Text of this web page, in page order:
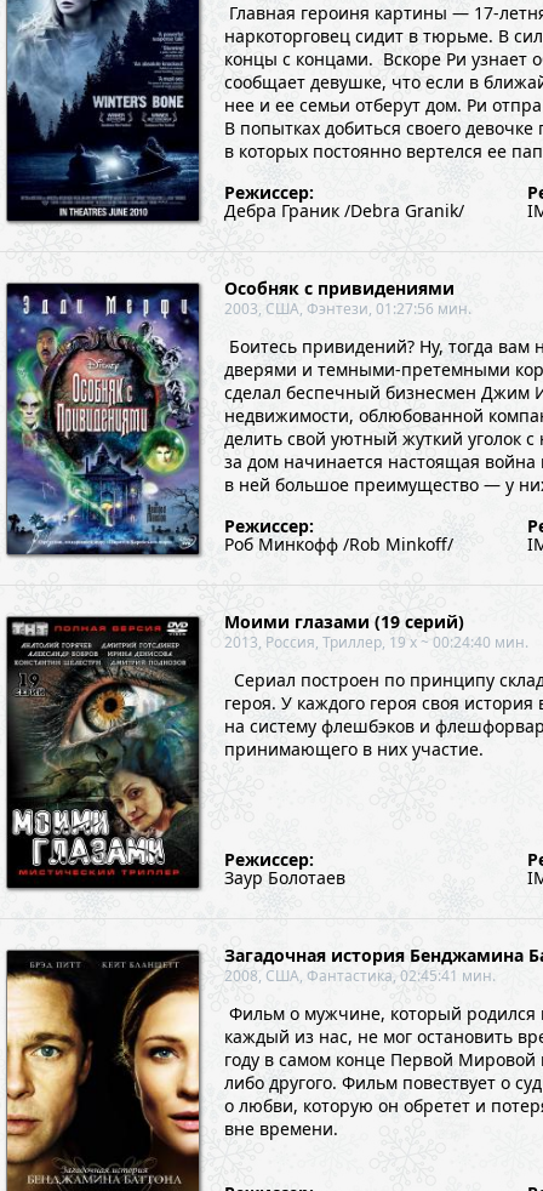
Главная героиня картины — 17-
наркоторговец сидит в тюрьме. В
концы с концами. Вскоре Ри узнает
сообщает девушке, что если в
нее и ее семьи отберут дом. Ри
В попытках добиться своего
в которых постоянно вертелся ее
Режиссер:
Дебра Граник /Debra Granik/
Особняк с привидениями
2003, США, Фэнтези, 01:27:56 мин.
Боитесь привидений? Ну, тогда
дверями и темными-претемными
сделал беспечный бизнесмен Джим
недвижимости, облюбованной
делить свой уютный жуткий уголок
за дом начинается настоящая
в ней большое преимущество — у
Режиссер:
Роб Минкофф /Rob Minkoff/
Моими глазами (19 серий)
2013, Россия, Триллер, 19 x ~ 00:24:40 мин.
Сериал построен по принципу
героя. У каждого героя своя
на систему флешбэков и
принимающего в них участие.
Режиссер:
Заур Болотаев
Загадочная история Бенджамина
2008, США, Фантастика, 02:45:41 мин.
Фильм о мужчине, который родился
каждый из нас, не мог остановить
году в самом конце Первой Мировой
либо другого. Фильм повествует о
о любви, которую он обретет и
вне времени.